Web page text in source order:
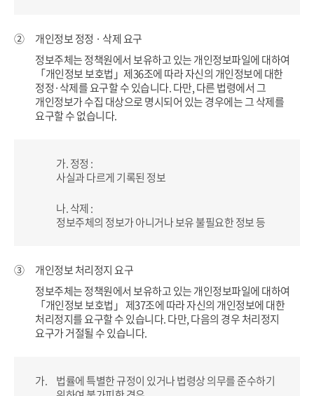
②
개인정보 정정 · 삭제 요구
정보주체는 정책원에서 보유하고 있는 개인정보파일에 대하여
「개인정보 보호법」제36조에 따라 자신의 개인정보에 대한
정정·삭제를요구할 수 있습니다. 다만, 다른 법령에서 그
개인정보가 수집 대상으로 명시되어 있는 경우에는 그 삭제를
요구할 수 없습니다.
가. 정정 :
사실과 다르게 기록된 정보
나. 삭제 :
정보주체의 정보가 아니거나 보유 불필요한 정보 등
③
개인정보 처리정지 요구
정보주체는 정책원에서 보유하고 있는 개인정보파일에 대하여
「개인정보 보호법」 제37조에 따라 자신의 개인정보에대한
처리정지를 요구할 수 있습니다. 다만, 다음의 경우 처리정지
요구가 거절될 수 있습니다.
가.
법률에 특별한 규정이 있거나 법령상 의무를 준수하기